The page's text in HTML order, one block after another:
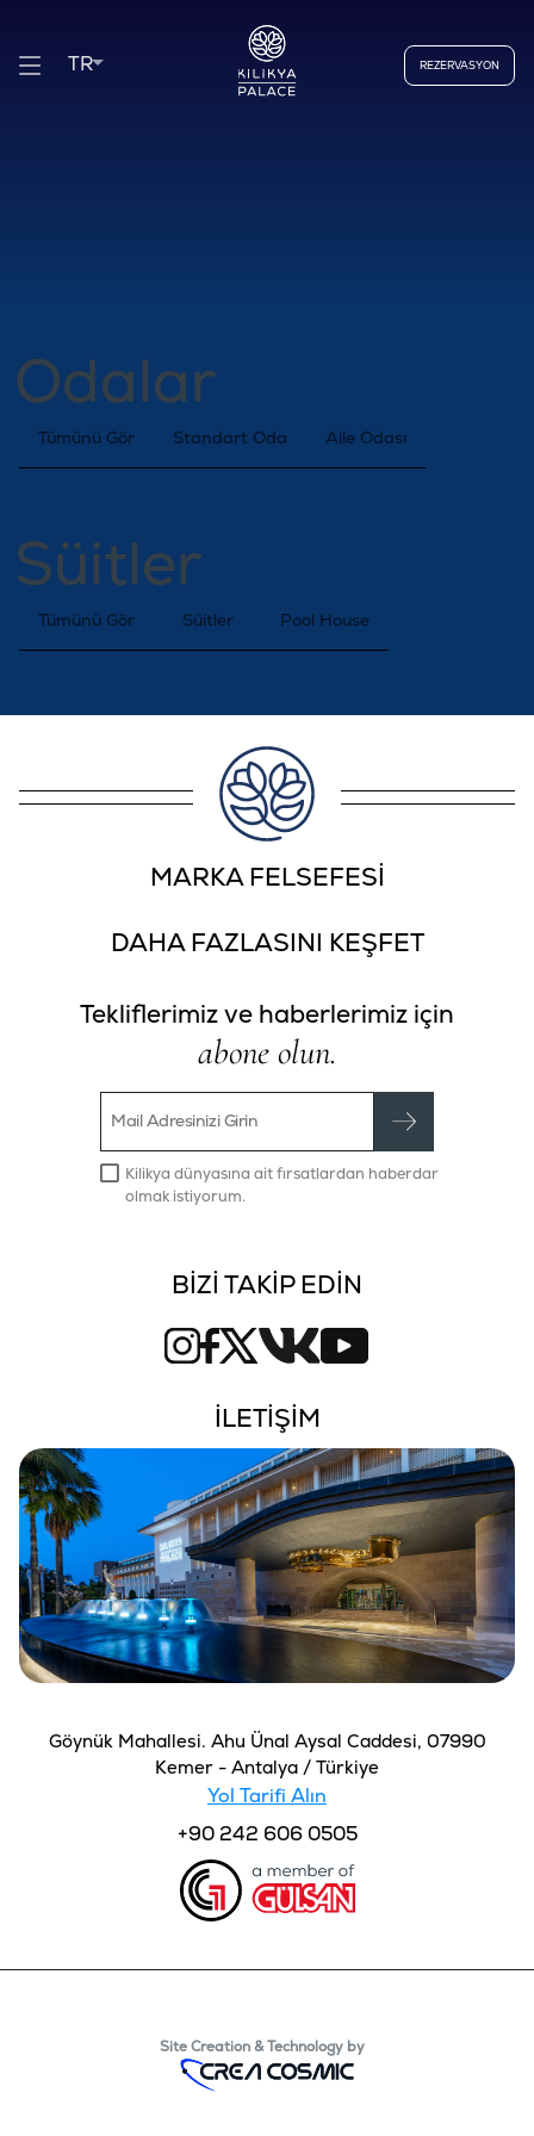
TR REZERVASYON
Odalar
Tümünü Gör Standart Oda Aile Odası
Süitler
Tümünü Gör Süitler Pool House
MARKA FELSEFESİ
DAHA FAZLASINI KEŞFET
Tekliflerimiz ve haberlerimiz için
abone olun.
Kilikya dünyasına ait fırsatlardan haberdar
olmak istiyorum.
BİZİ TAKİP EDİN
İLETİŞİM
Göynük Mahallesi. Ahu Ünal Aysal Caddesi, 07990
Kemer - Antalya / Türkiye
Yol Tarifi Alın
+90 242 606 0505
Site Creation & Technology by